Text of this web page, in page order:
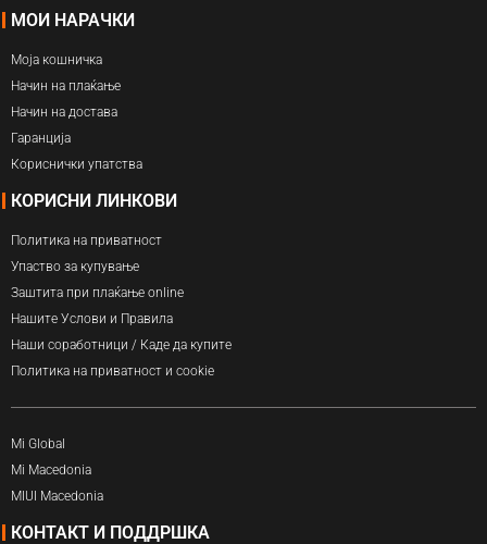
МОИ НАРАЧКИ
Моја кошничка
Начин на плаќање
Начин на достава
Гаранција
Кориснички упатства
КОРИСНИ ЛИНКОВИ
Политика на приватност
Упаство за купување
Заштита при плаќање online
Нашите Услови и Правила
Наши соработници / Каде да купите
Политика на приватност и cookie
Mi Global
Mi Macedonia
MIUI Macedonia
КОНТАКТ И ПОДДРШКА